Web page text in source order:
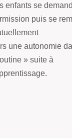
enfants se
puis se
une autonomie
» suite à